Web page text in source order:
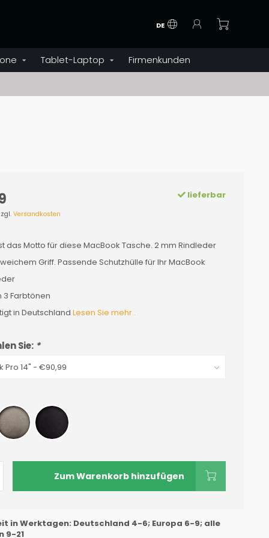
DE
Tablet-Laptop Firmenkunden
Versandkosten
lieferbar
das Motto für diese MacBook Tasche. 2 mm Rindleder
Griff. Passende Schutzhülle für Ihr MacBook
3 Farbtönen
in Deutschland Lesen Sie mehr..
Sie: *
Zum Warenkorb hinzufügen
in Werktagen: Deutschland 4-6; Europa 6-9; alle
9-21